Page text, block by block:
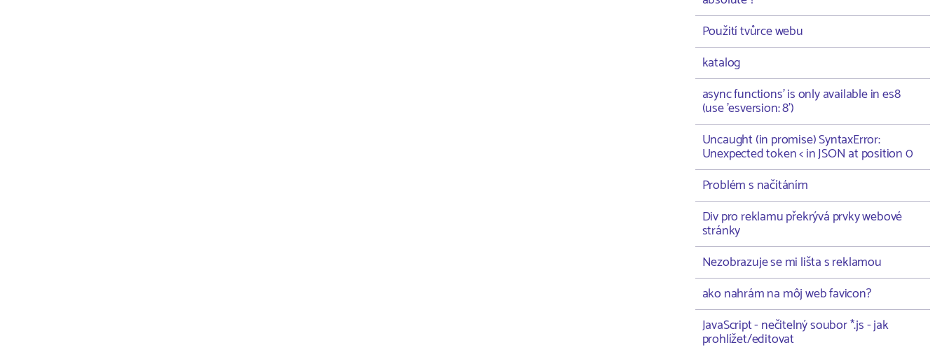
Použití tvůrce webu
katalog
async functions' is only available in es8
(use 'esversion: 8')
Uncaught (in promise) SyntaxError:
Unexpected token < in JSON at position 0
Problém s načítáním
Div pro reklamu překrývá prvky webové
stránky
Nezobrazuje se mi lišta s reklamou
ako nahrám na môj web favicon?
JavaScript - nečitelný soubor *.js - jak
prohlížet/editovat